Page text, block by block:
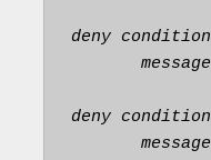
deny
deny